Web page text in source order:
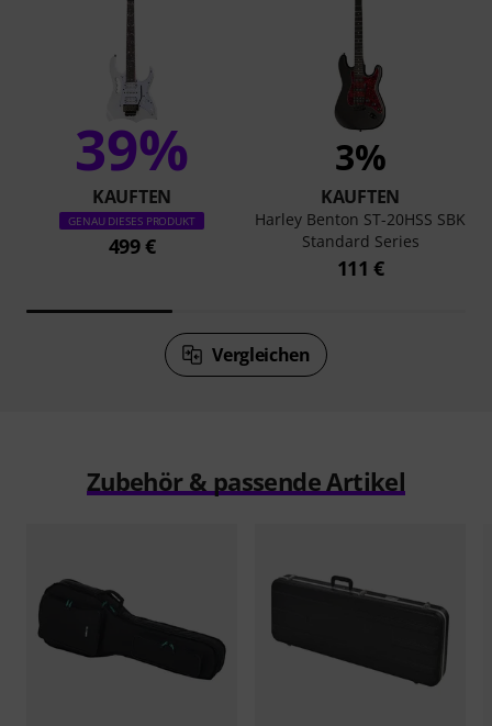
39%
KAUFTEN
GENAU DIESES PRODUKT
499 €
3%
KAUFTEN
Harley Benton ST-20HSS SBK
Standard Series
111 €
Vergleichen
Zubehör & passende Artikel